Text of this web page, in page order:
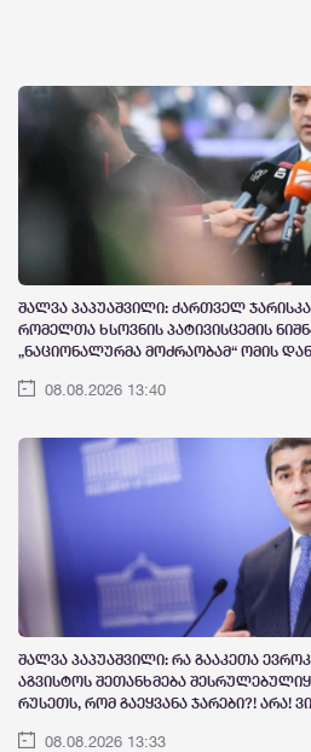
შალვა პაპუაშვილი: ქართველ
რომელთა ხსოვნის პატივისცემის
„ნაციონალურმა მოძრაობამ“ ომის
08.08.2026 13:40
შალვა პაპუაშვილი: რა გააკეთა
აგვისტოს შეთანხმება
რუსეთს, რომ გაეყვანა ჯარები?! არა!
08.08.2026 13:33